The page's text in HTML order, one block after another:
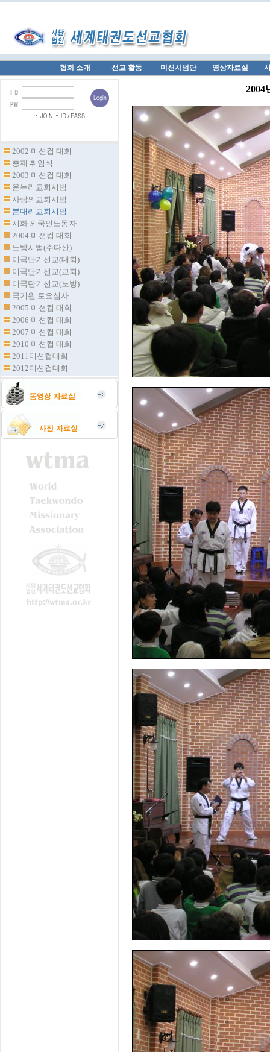
협회 소개 선교 활동 미션시범단 영상자료실
2002 미션컵 대회
총재 취임식
2003 미션컵 대회
온누리교회시범
사랑의교회시범
본대리교회시범
시화 외국인노동자
2004 미션컵 대회
노방시범(주다산)
미국단기선교(대회)
미국단기선교(교회)
미국단기선교(노방)
국기원 토요심사
2005 미션컵 대회
2006 미션컵 대회
2007 미션컵 대회
2010 미션컵 대회
2011미션컵대회
2012미션컵대회
2004